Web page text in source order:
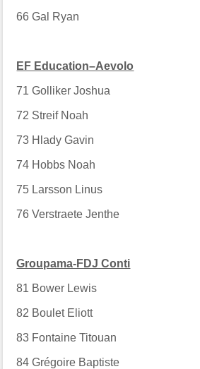
66 Gal Ryan
EF Education–Aevolo
71 Golliker Joshua
72 Streif Noah
73 Hlady Gavin
74 Hobbs Noah
75 Larsson Linus
76 Verstraete Jenthe
Groupama-FDJ Conti
81 Bower Lewis
82 Boulet Eliott
83 Fontaine Titouan
84 Grégoire Baptiste